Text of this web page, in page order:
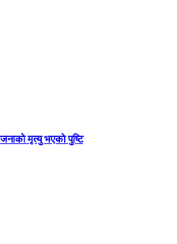
मृत्यु भएको पुष्टि